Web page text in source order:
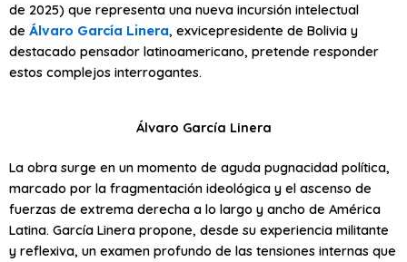
de 2025) que representa una nueva incursión intelectual
de Álvaro García Linera, exvicepresidente de Bolivia y
destacado pensador latinoamericano, pretende responder
estos complejos interrogantes.
Álvaro García Linera
La obra surge en un momento de aguda pugnacidad política,
marcado por la fragmentación ideológica y el ascenso de
fuerzas de extrema derecha a lo largo y ancho de América
Latina. García Linera propone, desde su experiencia militante
y reflexiva, un examen profundo de las tensiones internas que